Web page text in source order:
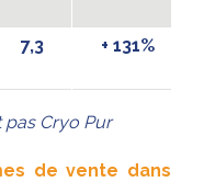
7,3 + 131%
pas Cryo Pur
de vente dans